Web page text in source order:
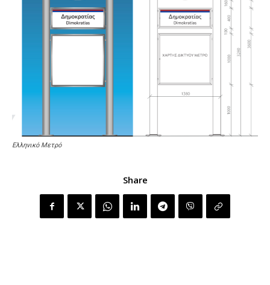
Ελληνικό Μετρό
Share